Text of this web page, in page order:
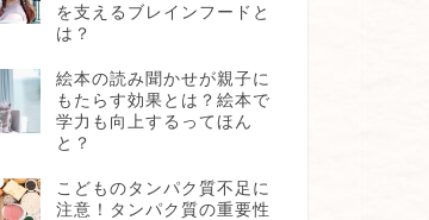
を支えるブレインフードと
は？
絵本の読み聞かせが親子に
もたらす効果とは？絵本で
学力も向上するってほん
と？
こどものタンパク質不足に
注意！タンパク質の重要性